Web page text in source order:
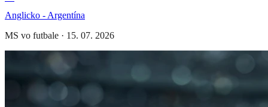
Anglicko - Argentína
MS vo futbale · 15. 07. 2026